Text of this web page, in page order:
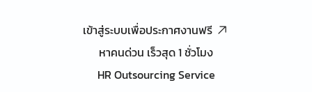
เข้าสู่ระบบเพื่อประกาศงานฟรี
หาคนด่วน เร็วสุด 1 ชั่วโมง
HR Outsourcing Service